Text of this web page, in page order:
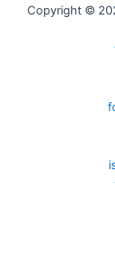
Copyright ©